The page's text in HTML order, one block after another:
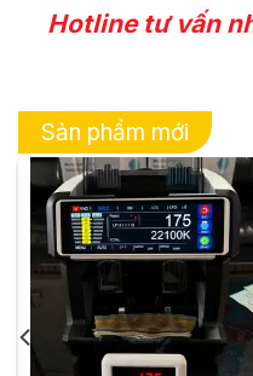
Hotline tư vấn
Sản phẩm mới